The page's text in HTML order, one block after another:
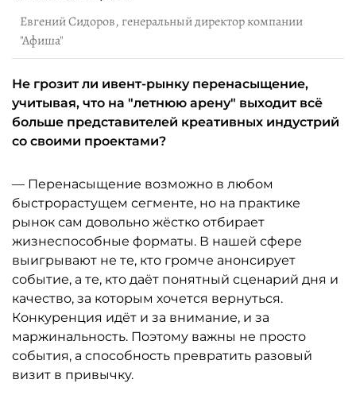
Евгений Сидоров, генеральный директор компании
"Афиша"
Не грозит ли ивент-рынку перенасыщение,
учитывая, что на "летнюю арену" выходит всё
больше представителей креативных индустрий
со своими проектами?
— Перенасыщение возможно в любом
быстрорастущем сегменте, но на практике
рынок сам довольно жёстко отбирает
жизнеспособные форматы. В нашей сфере
выигрывают не те, кто громче анонсирует
событие, а те, кто даёт понятный сценарий дня и
качество, за которым хочется вернуться.
Конкуренция идёт и за внимание, и за
маржинальность. Поэтому важны не просто
события, а способность превратить разовый
визит в привычку.